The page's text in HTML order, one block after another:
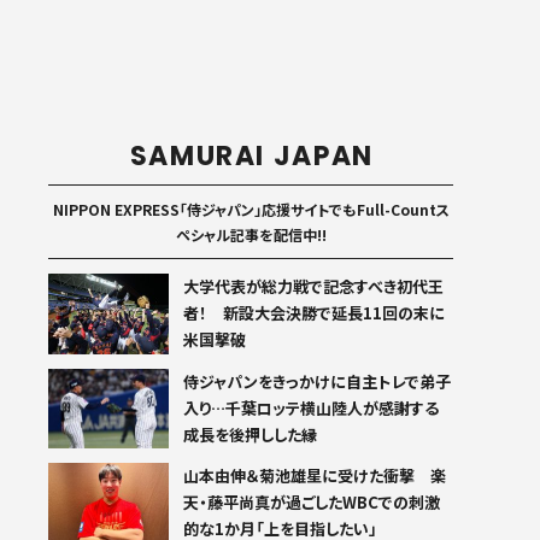
SAMURAI JAPAN
NIPPON EXPRESS「侍ジャパン」応援サイトでもFull-Countス
ペシャル記事を配信中!!
大学代表が総力戦で記念すべき初代王
者！ 新設大会決勝で延長11回の末に
米国撃破
侍ジャパンをきっかけに自主トレで弟子
入り…千葉ロッテ横山陸人が感謝する
成長を後押しした縁
山本由伸＆菊池雄星に受けた衝撃 楽
天・藤平尚真が過ごしたWBCでの刺激
的な1か月「上を目指したい」